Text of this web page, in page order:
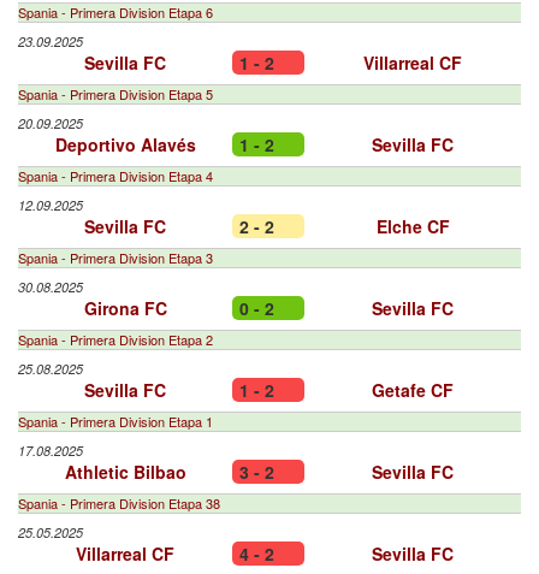
Spania - Primera Division Etapa 6
23.09.2025
Sevilla FC 1 - 2 Villarreal CF
Spania - Primera Division Etapa 5
20.09.2025
Deportivo Alavés 1 - 2 Sevilla FC
Spania - Primera Division Etapa 4
12.09.2025
Sevilla FC 2 - 2 Elche CF
Spania - Primera Division Etapa 3
30.08.2025
Girona FC 0 - 2 Sevilla FC
Spania - Primera Division Etapa 2
25.08.2025
Sevilla FC 1 - 2 Getafe CF
Spania - Primera Division Etapa 1
17.08.2025
Athletic Bilbao 3 - 2 Sevilla FC
Spania - Primera Division Etapa 38
25.05.2025
Villarreal CF 4 - 2 Sevilla FC